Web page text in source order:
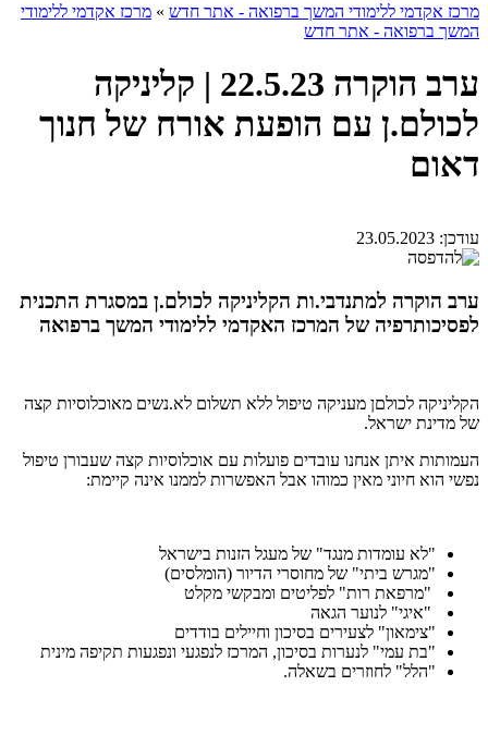
מרכז אקדמי ללימודי המשך ברפואה - אתר חדש » מרכז אקדמי ללימודי
המשך ברפואה - אתר חדש
ערב הוקרה 22.5.23 | קליניקה
לכולם.ן עם הופעת אורח של חנוך
דאום
עודכן: 23.05.2023
ערב הוקרה למתנדבי.ות הקליניקה לכולם.ן במסגרת התכנית
לפסיכותרפיה של המרכז האקדמי ללימודי המשך ברפואה
הקליניקה לכולםן מעניקה טיפול ללא תשלום לא.נשים מאוכלוסיות קצה
של מדינת ישראל.
העמותות איתן אנחנו עובדים פועלות עם אוכלוסיות קצה שעבורן טיפול
נפשי הוא חיוני מאין כמוהו אבל האפשרות לממנו אינה קיימת:
"לא עומדות מנגד" של מעגל הזנות בישראל
"מגרש ביתי" של מחוסרי הדיור (הומלסים)
"מרפאת רות" לפליטים ומבקשי מקלט
"איגי" לנוער הגאה
"צימאון" לצעירים בסיכון וחיילים בודדים
"בת עמי" לנערות בסיכון, המרכז לנפגעי ונפגעות תקיפה מינית
"הלל" לחוזרים בשאלה.